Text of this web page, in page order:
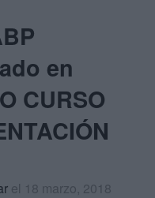
en
CURSO
el 18 marzo, 2018